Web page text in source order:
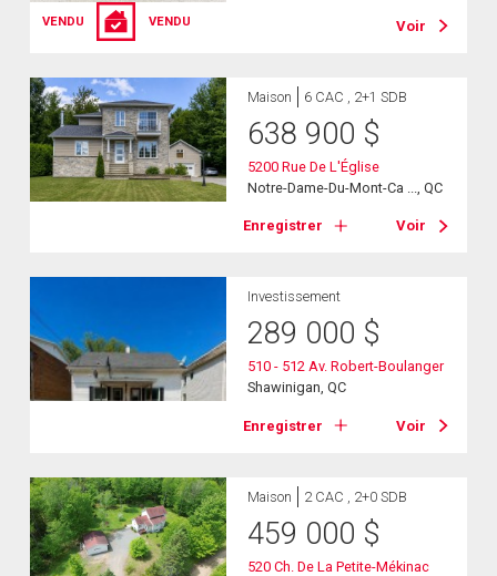
VENDU VENDU Voir
Maison 6 CAC , 2+1 SDB
638 900 $
5200 Rue De L'Église
Notre-Dame-Du-Mont-Ca ..., QC
Enregistrer Voir
Investissement
289 000 $
510 - 512 Av. Robert-Boulanger
Shawinigan, QC
Enregistrer Voir
Maison 2 CAC , 2+0 SDB
459 000 $
520 Ch. De La Petite-Mékinac